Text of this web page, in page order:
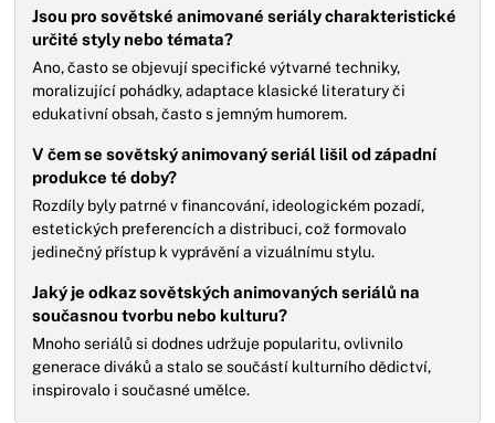
Jsou pro sovětské animované seriály charakteristické
určité styly nebo témata?
Ano, často se objevují specifické výtvarné techniky,
moralizující pohádky, adaptace klasické literatury či
edukativní obsah, často s jemným humorem.
V čem se sovětský animovaný seriál lišil od západní
produkce té doby?
Rozdíly byly patrné v financování, ideologickém pozadí,
estetických preferencích a distribuci, což formovalo
jedinečný přístup k vyprávění a vizuálnímu stylu.
Jaký je odkaz sovětských animovaných seriálů na
současnou tvorbu nebo kulturu?
Mnoho seriálů si dodnes udržuje popularitu, ovlivnilo
generace diváků a stalo se součástí kulturního dědictví,
inspirovalo i současné umělce.